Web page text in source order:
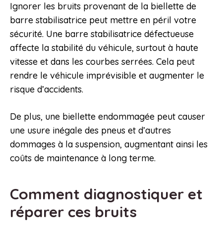
Ignorer les bruits provenant de la biellette de
barre stabilisatrice peut mettre en péril votre
sécurité. Une barre stabilisatrice défectueuse
affecte la stabilité du véhicule, surtout à haute
vitesse et dans les courbes serrées. Cela peut
rendre le véhicule imprévisible et augmenter le
risque d’accidents.
De plus, une biellette endommagée peut causer
une usure inégale des pneus et d’autres
dommages à la suspension, augmentant ainsi les
coûts de maintenance à long terme.
Comment diagnostiquer et
réparer ces bruits